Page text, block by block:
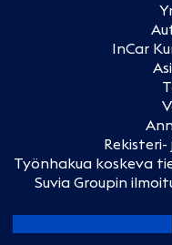
InCar
Työnhakua koskeva
Suvia Groupin